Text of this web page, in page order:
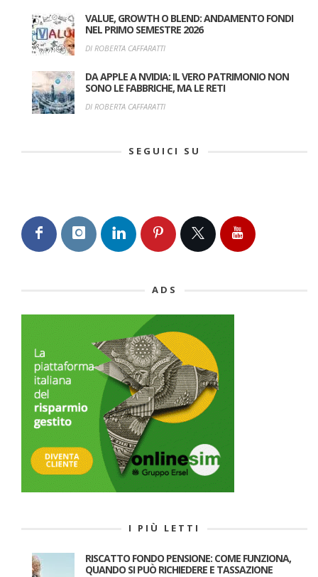
VALUE, GROWTH O BLEND: ANDAMENTO FONDI
NEL PRIMO SEMESTRE 2026
DI ROBERTA CAFFARATTI
DA APPLE A NVIDIA: IL VERO PATRIMONIO NON
SONO LE FABBRICHE, MA LE RETI
DI ROBERTA CAFFARATTI
SEGUICI SU
ADS
I PIÙ LETTI
RISCATTO FONDO PENSIONE: COME FUNZIONA,
QUANDO SI PUÒ RICHIEDERE E TASSAZIONE